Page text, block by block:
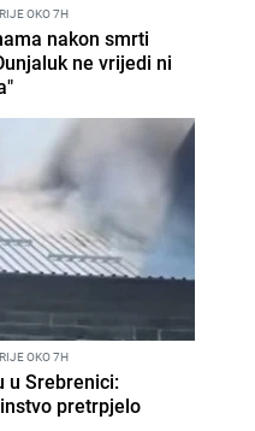
OKO 7H
nakon smrti
ne vrijedi ni
OKO 7H
u Srebrenici:
pretrpjelo